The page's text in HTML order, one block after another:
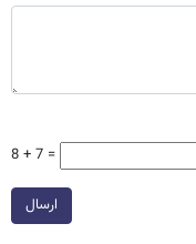
8 + 7 =
ارسال